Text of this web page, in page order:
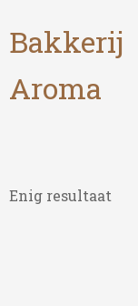
Bakkerij
Aroma
Enig resultaat